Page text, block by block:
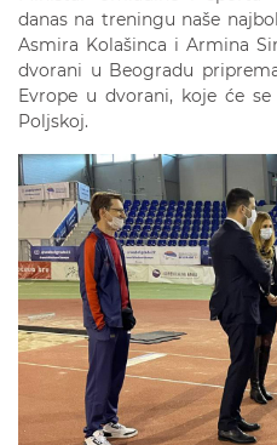
danas na treningu naše
Asmira Kolašinca i Armina
dvorani u Beogradu
Evrope u dvorani, koje će
Poljskoj.